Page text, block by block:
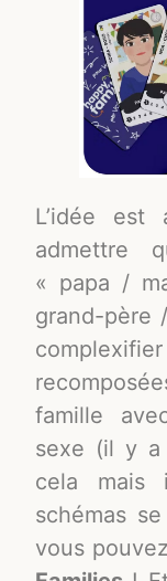
L’idée
admettre
« papa /
grand-père
famille
sexe (il y a
cela mais
schémas
vous